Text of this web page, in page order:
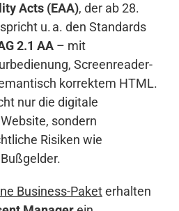
Acts (EAA), der ab 28.
u. a. den Standards
2.1 AA – mit
Screenreader-
korrektem HTML.
nur die digitale
sondern
Risiken wie
Business-Paketerhalten